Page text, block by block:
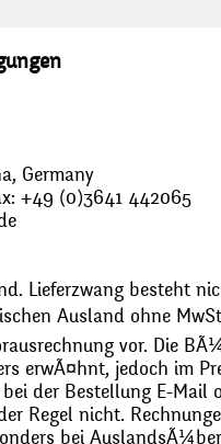
Germany
+49 (0)3641 442065
Lieferzwang besteht
Ausland ohne
vor. Die
erwÃ¤hnt, jedoch im
der Bestellung E-Mail
Regel nicht.
bei